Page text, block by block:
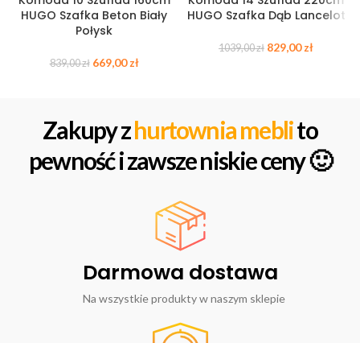
HUGO Szafka Beton Biały
Połysk
839,00zł 669,00zł
HUGO Szafka Dąb Lancelot
1039,00zł 829,00zł
Zakupy zhurtownia meblito
pewność i zawsze niskie ceny 🙂
Darmowa dostawa
Na wszystkie produkty w naszym sklepie